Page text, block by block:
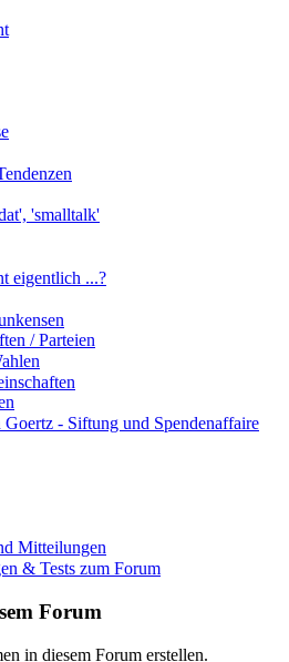
'smalltalk'
eigentlich ...?
/ Parteien
- Siftung und Spendenaffaire
Mitteilungen
& Tests zum Forum
Forum
in diesem Forum erstellen.